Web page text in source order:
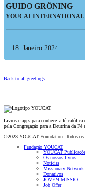
GUIDO GRÖNING
YOUCAT INTERNATIONAL
18. Janeiro 2024
Back to all greetings
Livros e apps para conhecer a fé
pela Congregação para a Doutrina da Fé
©2023 YOUCAT Foundation. Todos os
Fundação YOUCAT
YOUCAT
Os nossos livros
Notícias
Missionary Network
Donativos
JOVEM MISSIO
Job Offer